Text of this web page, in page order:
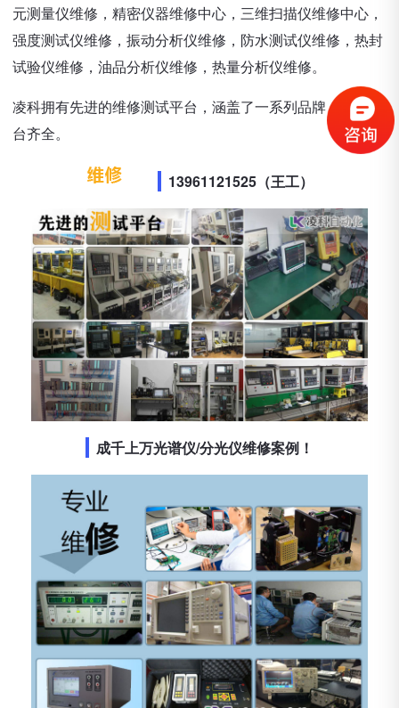
元测量仪维修，精密仪器维修中心，三维扫描仪维修中心，
强度测试仪维修，振动分析仪维修，防水测试仪维修，热封
试验仪维修，油品分析仪维修，热量分析仪维修。
凌科拥有先进的维修测试平台，涵盖了一系列品牌，测试平
台齐全。
13961121525（王工）
成千上万光谱仪/分光仪维修案例！